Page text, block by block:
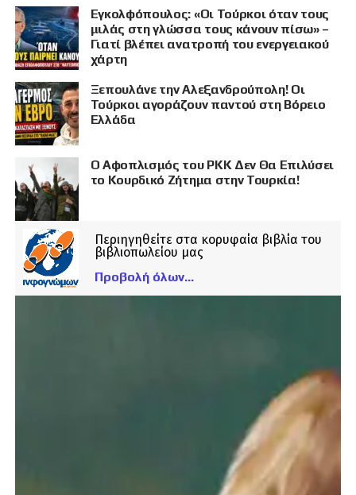
Εγκολφόπουλος: «Οι Τούρκοι όταν τους
μιλάς στη γλώσσα τους κάνουν πίσω» –
Γιατί βλέπει ανατροπή του ενεργειακού
χάρτη
Ξεπουλάνε την Αλεξανδρούπολη! Οι
Τούρκοι αγοράζουν παντού στη Βόρειο
Ελλάδα
Ο Αφοπλισμός του PKK Δεν Θα Επιλύσει
το Κουρδικό Ζήτημα στην Τουρκία!
Περιηγηθείτε στα κορυφαία βιβλία του
βιβλιοπωλείου μας
Προβολή όλων